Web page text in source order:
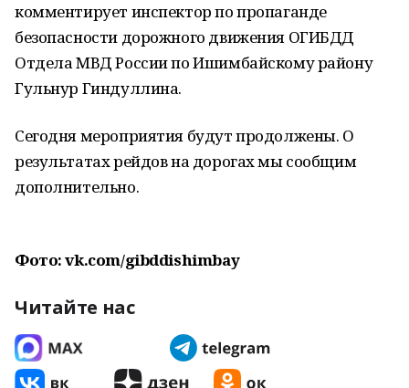
комментирует инспектор по пропаганде
безопасности дорожного движения ОГИБДД
Отдела МВД России по Ишимбайскому району
Гульнур Гиндуллина.
Сегодня мероприятия будут продолжены. О
результатах рейдов на дорогах мы сообщим
дополнительно.
Фото: vk.com/gibddishimbay
Читайте нас